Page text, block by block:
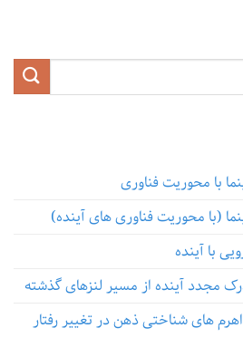
با محوریت فناوری
(با محوریت فناوری های آینده)
با آینده
مجدد آینده از مسیر لنزهای گذشته
اهرم های شناختی ذهن در تغییر رفتار